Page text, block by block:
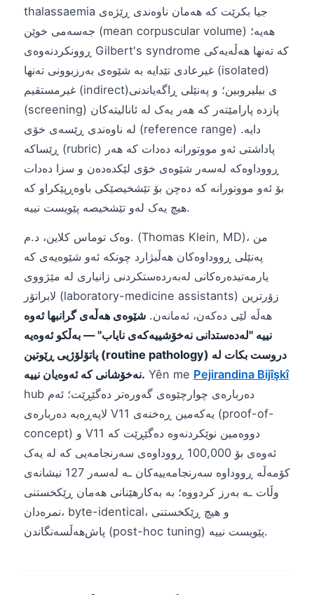
thalassaemia جیا بکرێت کە هەمان ناوەندی ڕێژەی
جەسەمی خوێن (mean corpuscular volume) هەیە؛
ڕوونکردنەوەی Gilbert's syndrome کە تەنها هەڵەیەکی
غیرعادی تێدایە بە شێوەی بەرزبوونی تەنها (isolated)
غیرمستقیم (indirect)ی بیلیروبین؛ و پەنێلی ڕاگەیاندنی
(screening) پازدە پارامێتەر کە هەر یەک لە ئانالیتەکان
لە ناوەندی ڕێسەی خۆی (reference range) دایە.
ڕێساکە (rubric) پاداشتی ئەو مووتورانە دەدات کە هەر
ڕووداوەکە لەسەر شێوەی خۆی لێکدەدەن و سزا دەدات
بۆ ئەو مووتورانە کە دەچن بۆ تێشخیصێکی باوەڕپێکراو کە
هیچ یەک لەو تێشخیصە پێویست نییە.
وەک توماس کلاین، د.م. (Thomas Klein, MD)، من
پەنێلی ڕووداوەکان هەڵبژارد چونکە ئەو شێوەیەی کە
یارمەتیدەرەکانی لەبەردەستکردنی زانیاری لە مێژووی
لابراتۆر (laboratory-medicine assistants) زۆرترین
هەڵە لێی دەکەن، ئەمانەن. شێوەی هەڵەی گرانبها ئەوە
نییە "لەدەستدانی نەخۆشییەکەی نایاب" — بەڵکو ئەوەیە
پاتۆلۆژیی ڕێوتین (routine pathology) دروست بکات لە
نەخۆشانی کە ئەوەیان نییە. Yên me Pejirandina Bijîşkî
hub دەربارەی چوارچێوەی گەورەتر دەگێڕێت؛ ئەم
لاپەڕەیە دەربارەی V11 یەکەمین ڕەخنەی (proof-of-
concept) و V11 دووەمین نوێکردنەوە دەگێڕێت کە
ئەوەی بۆ 100,000 ڕووداوەی سەرنجامەیی کە لە یەک
کۆمەڵە ڕووداوە سەرنجامەییەکان ـە لەسەر 127 نیشانەی
وڵات ـە بەرز کردووە؛ بە بەکارهێنانی هەمان ڕێکخستنی
نمرەدان، byte-identical، و هیچ ڕێکخستنی
پاش‌هەڵسەنگاندن (post-hoc tuning) پێویست نییە.